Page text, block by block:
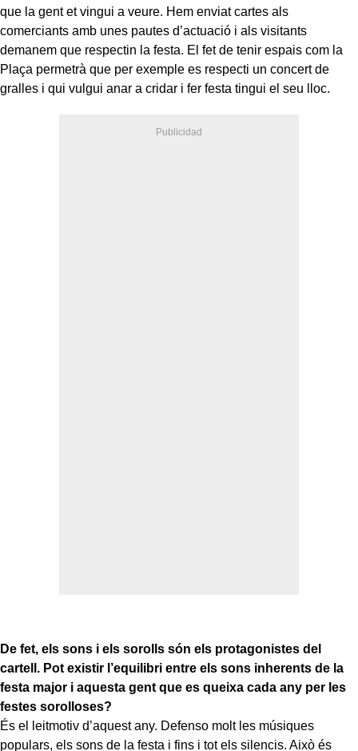
que la gent et vingui a veure. Hem enviat cartes als
comerciants amb unes pautes d’actuació i als visitants
demanem que respectin la festa. El fet de tenir espais com la
Plaça permetrà que per exemple es respecti un concert de
gralles i qui vulgui anar a cridar i fer festa tingui el seu lloc.
De fet, els sons i els sorolls són els protagonistes del
cartell. Pot existir l’equilibri entre els sons inherents de la
festa major i aquesta gent que es queixa cada any per les
festes sorolloses?
És el leitmotiv d’aquest any. Defenso molt les músiques
populars, els sons de la festa i fins i tot els silencis. Això és